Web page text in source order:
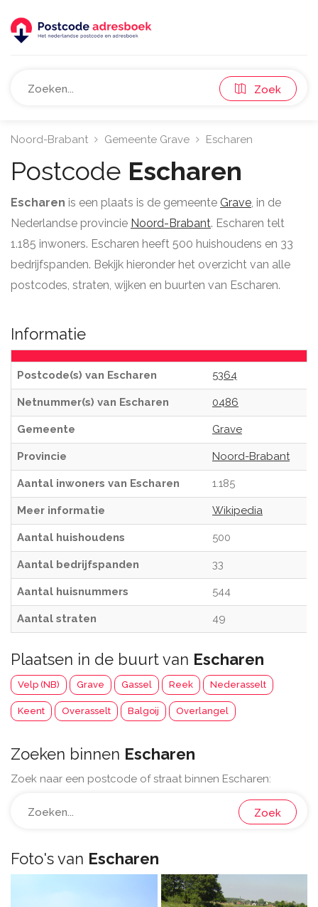
Zoek
Noord-Brabant Gemeente Grave Escharen
Postcode Escharen
Escharen is een plaats is de gemeente Grave, in de
Nederlandse provincie Noord-Brabant. Escharen telt
1.185 inwoners. Escharen heeft 500 huishoudens en 33
bedrijfspanden. Bekijk hieronder het overzicht van alle
postcodes, straten, wijken en buurten van Escharen.
Informatie
Postcode(s) van Escharen 5364
Netnummer(s) van Escharen 0486
Gemeente Grave
Provincie Noord-Brabant
Aantal inwoners van Escharen 1.185
Meer informatie Wikipedia
Aantal huishoudens 500
Aantal bedrijfspanden 33
Aantal huisnummers 544
Aantal straten 49
Plaatsen in de buurt van Escharen
Velp (NB) Grave Gassel Reek Nederasselt
Keent Overasselt Balgoij Overlangel
Zoeken binnen Escharen
Zoek naar een postcode of straat binnen Escharen:
Zoek
Foto's van Escharen